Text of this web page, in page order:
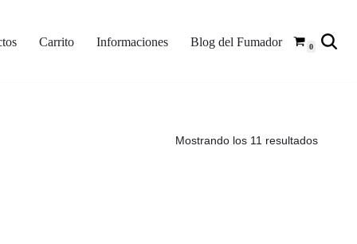
Carrito Informaciones Blog del Fumador 0
Mostrando los 11 resultados